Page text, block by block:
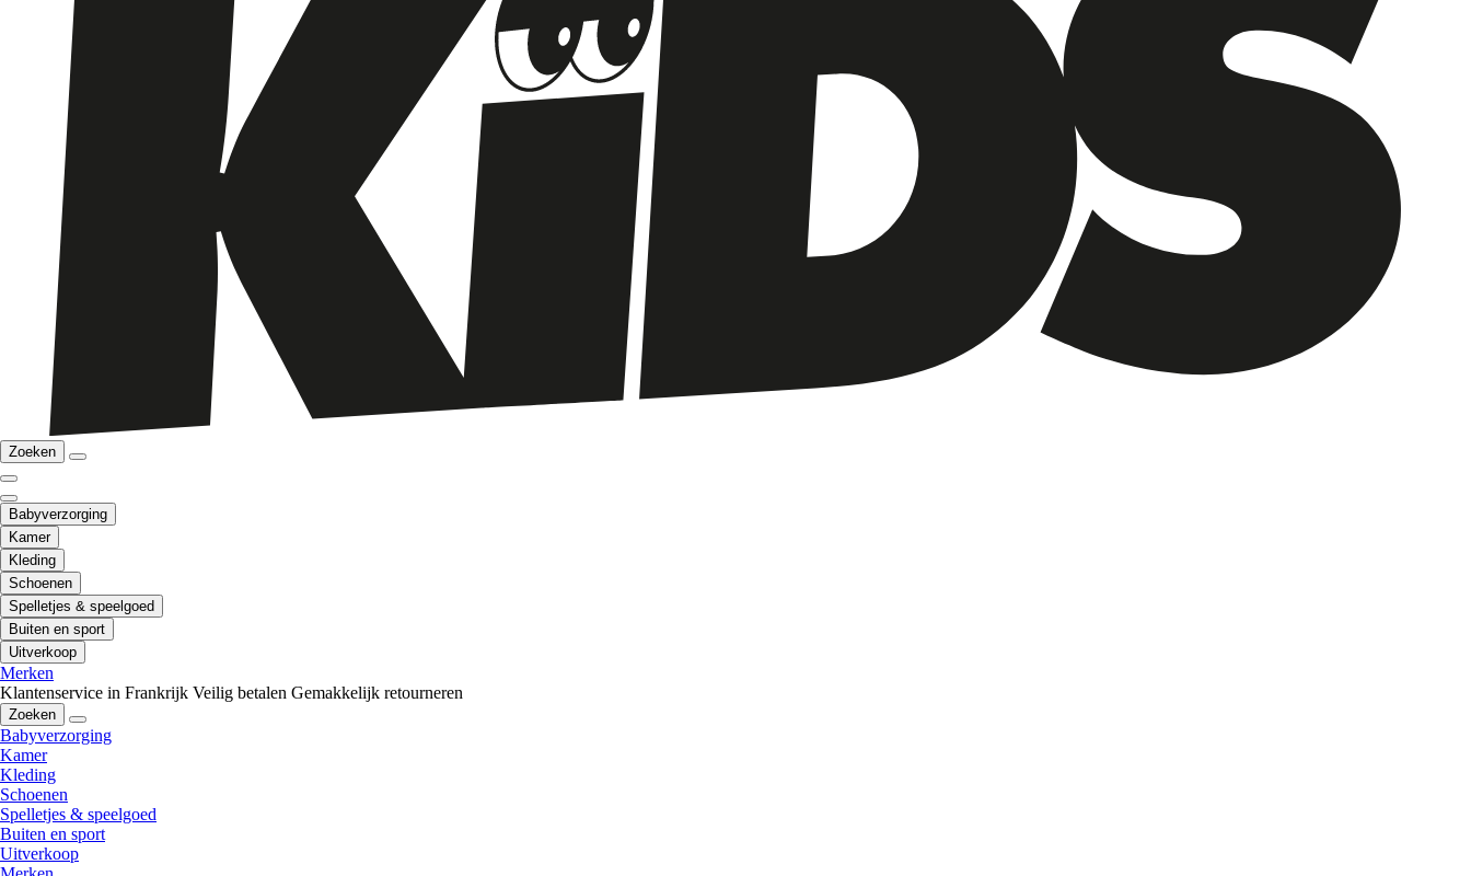
Zoeken
Babyverzorging
Kamer
Kleding
Schoenen
Spelletjes & speelgoed
Buiten en sport
Uitverkoop
Merken
Klantenservice in Frankrijk Veilig betalen Gemakkelijk retourneren
Zoeken
Babyverzorging
Kamer
Kleding
Schoenen
Spelletjes & speelgoed
Buiten en sport
Uitverkoop